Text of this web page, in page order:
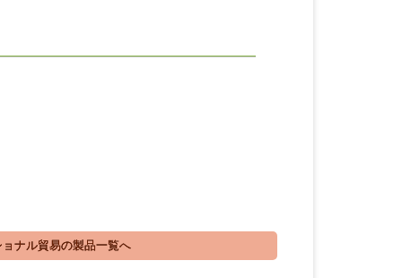
ナル貿易の製品一覧へ